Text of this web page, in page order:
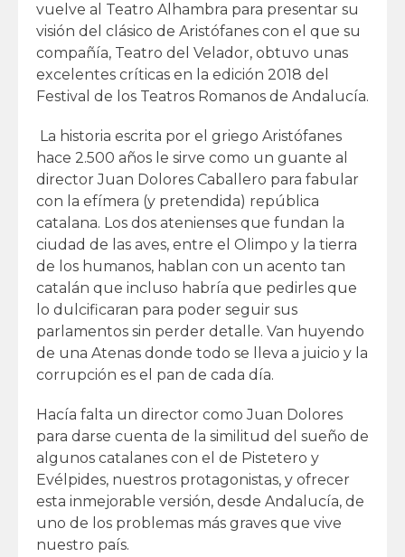
vuelve al Teatro Alhambra para presentar su
visión del clásico de Aristófanes con el que su
compañía, Teatro del Velador, obtuvo unas
excelentes críticas en la edición 2018 del
Festival de los Teatros Romanos de Andalucía.
La historia escrita por el griego Aristófanes
hace 2.500 años le sirve como un guante al
director Juan Dolores Caballero para fabular
con la efímera (y pretendida) república
catalana. Los dos atenienses que fundan la
ciudad de las aves, entre el Olimpo y la tierra
de los humanos, hablan con un acento tan
catalán que incluso habría que pedirles que
lo dulcificaran para poder seguir sus
parlamentos sin perder detalle. Van huyendo
de una Atenas donde todo se lleva a juicio y la
corrupción es el pan de cada día.
Hacía falta un director como Juan Dolores
para darse cuenta de la similitud del sueño de
algunos catalanes con el de Pistetero y
Evélpides, nuestros protagonistas, y ofrecer
esta inmejorable versión, desde Andalucía, de
uno de los problemas más graves que vive
nuestro país.